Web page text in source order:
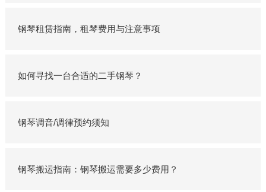
钢琴租赁指南，租琴费用与注意事项
如何寻找一台合适的二手钢琴？
钢琴调音/调律预约须知
钢琴搬运指南：钢琴搬运需要多少费用？